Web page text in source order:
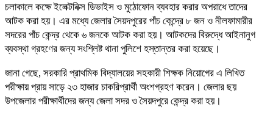
চলাকালে কক্ষে ইলেক্টনিক্স ডিভাইস ও মুঠোফোন ব্যবহার করার অপরাধে তাদের
আটক করা হয়। এর মধ্যে জেলার সৈয়দপুরের পাঁচ কেন্দ্রে ৮ জন ও নীলফামারীর
সদরের পাঁচ কেন্দ্র থেকে ৬ জনকে আটক করা হয়। আটকদের বিরুদ্ধে আইনানুগ
ব্যবস্থা গ্রহণের জন্য সংশ্লিষ্ট থানা পুলিশে হস্তান্তর করা হয়েছে।
জানা গেছে, সরকারি প্রাথমিক বিদ্যালয়ের সহকারী শিক্ষক নিয়োগের এ লিখিত
পরীক্ষায় প্রায় সাড়ে ২৩ হাজার চাকরিপ্রার্থী অংশগ্রহণ করেন। জেলার ছয়
উপজেলার পরীক্ষার্থীদের জন্য জেলা সদর ও সৈয়দপুরে কেন্দ্র করা হয়।